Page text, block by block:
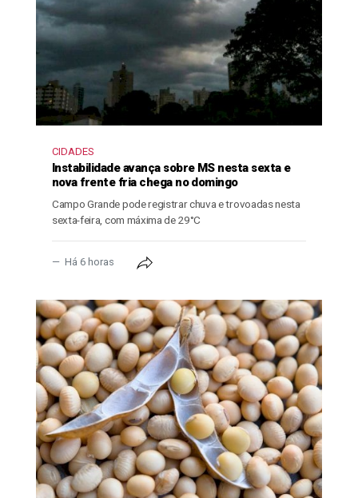
CIDADES
Instabilidade avança sobre MS nesta sexta e
nova frente fria chega no domingo
Campo Grande pode registrar chuva e trovoadas nesta
sexta-feira, com máxima de 29°C
Há 6 horas